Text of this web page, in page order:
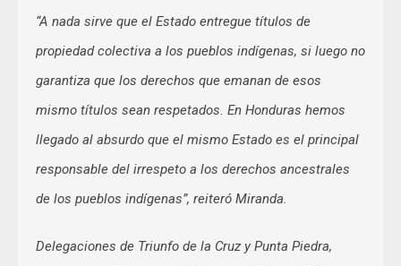
“A nada sirve que el Estado entregue títulos de
propiedad colectiva a los pueblos indígenas, si luego no
garantiza que los derechos que emanan de esos
mismo títulos sean respetados. En Honduras hemos
llegado al absurdo que el mismo Estado es el principal
responsable del irrespeto a los derechos ancestrales
de los pueblos indígenas”, reiteró Miranda.
Delegaciones de Triunfo de la Cruz y Punta Piedra,